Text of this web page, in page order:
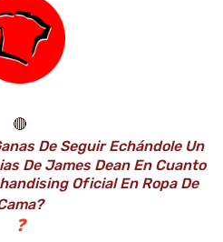
🔴
De Seguir Echándole Un
De James Dean En Cuanto
Oficial En Ropa De
❓